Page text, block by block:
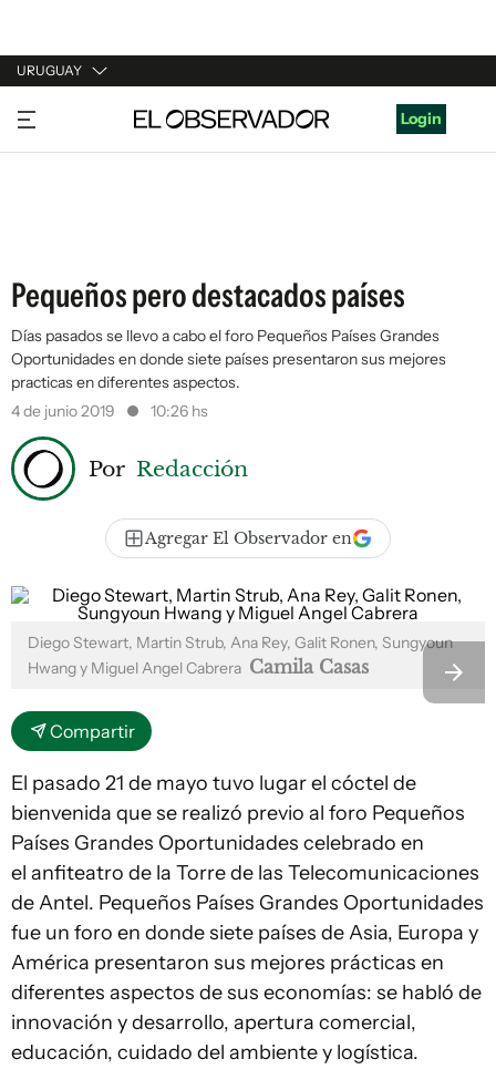
URUGUAY
URUGUAY
ARGENTINA
Login
Pequeños pero destacados países
Días pasados se llevo a cabo el foro Pequeños Países Grandes
Oportunidades en donde siete países presentaron sus mejores
practicas en diferentes aspectos.
4 de junio 2019
10:26 hs
Por Redacción
Agregar El Observador en
Diego Stewart, Martin Strub, Ana Rey, Galit Ronen, Sungyoun
Hwang y Miguel Angel Cabrera Camila Casas
Compartir
El pasado 21 de mayo tuvo lugar el cóctel de
bienvenida que se realizó previo al foro Pequeños
Países Grandes Oportunidades celebrado en
el anfiteatro de la Torre de las Telecomunicaciones
de Antel. Pequeños Países Grandes Oportunidades
fue un foro en donde siete países de Asia, Europa y
América presentaron sus mejores prácticas en
diferentes aspectos de sus economías: se habló de
innovación y desarrollo, apertura comercial,
educación, cuidado del ambiente y logística.